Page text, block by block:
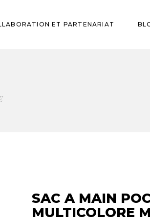
ET PARTENARIAT
SAC A MAIN
MULTICOLORE